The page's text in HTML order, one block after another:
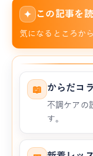
✦ この記事を
気になるところか
📖 からだコ
不調ケアの
す。